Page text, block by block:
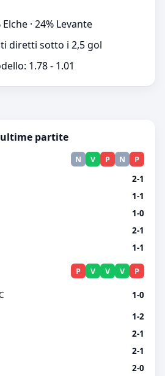
· 24% Levante
diretti sotto i 2,5 gol
1.78 - 1.01
ultime partite
N V P N P
2-1
1-1
1-0
2-1
1-1
P V V V P
1-0
1-2
2-1
2-1
2-0